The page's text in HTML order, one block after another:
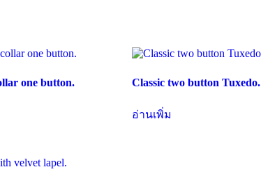
one button. Classic two button Tuxedo.
อ่านเพิ่ม